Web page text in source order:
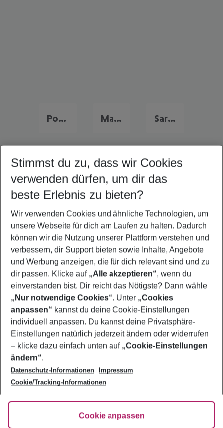
Portugal Familienurlaub Malta Familienurlaub Sardinien Familienurlaub
Quicklinks
Last Minute Ibiza Stadt
Frübucher Angebote Ibiza Stadt für 2026
Pauschalreisen Ibiza Stadt
Flug & Hotel Ibiza Stadt
Urlaub Ibiza Stadt
Footer
Footer navigation
Über uns
AGB
Bestpreisgarantie
Cookie-Einstellungen ändern
Cookie-Richtlinie
Agenturbetreuung
Barrierefreies Reisen
HanseMerkur Reiseversicherung
Folge uns
Stimmst du zu, dass wir Cookies
verwenden dürfen, um dir das
beste Erlebnis zu bieten?
Wir verwenden Cookies und ähnliche Technologien, um
unsere Webseite für dich am Laufen zu halten. Dadurch
können wir die Nutzung unserer Plattform verstehen und
verbessern, dir Support bieten sowie Inhalte, Angebote
und Werbung anzeigen, die für dich relevant sind und zu
dir passen. Klicke auf „Alle akzeptieren“, wenn du
einverstanden bist. Dir reicht das Nötigste? Dann wähle
„Nur notwendige Cookies“. Unter „Cookies
anpassen“ kannst du deine Cookie-Einstellungen
individuell anpassen. Du kannst deine Privatsphäre-
Einstellungen natürlich jederzeit ändern oder widerrufen
– klicke dazu einfach unten auf „Cookie-Einstellungen
ändern“.
Datenschutz-Informationen
Impressum
Cookie/Tracking-Informationen
Cookie anpassen